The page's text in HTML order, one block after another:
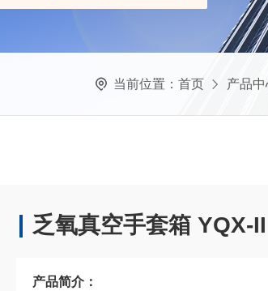
当前位置： 首页 产品
乏氧真空手套箱 YQX-II
产品简介：